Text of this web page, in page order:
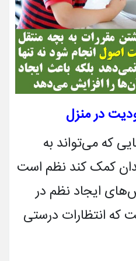
در منزل
که می‌تواند به
کمک کند نظم است
ایجاد نظم در
که انتظارات درستی